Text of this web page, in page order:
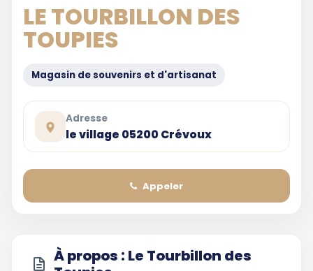
LE TOURBILLON DES
TOUPIES
Magasin de souvenirs et d'artisanat
Adresse
le village 05200 Crévoux
Appeler
À propos : Le Tourbillon des